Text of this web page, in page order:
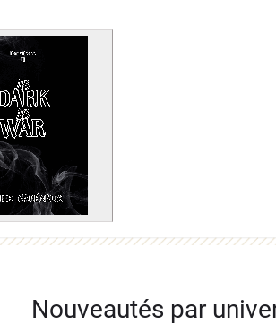
Nouveautés par